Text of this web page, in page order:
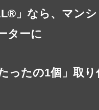
」なら、マン
ターに
ったの1個」取